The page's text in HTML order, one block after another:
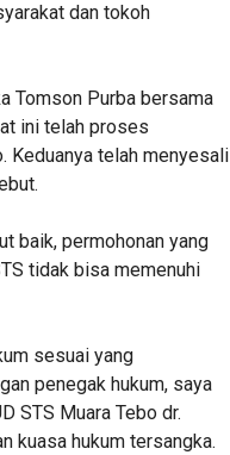
dan tokoh
Tomson Purba bersama
ini telah proses
Keduanya telah menyesali
baik, permohonan yang
tidak bisa memenuhi
sesuai yang
penegak hukum, saya
STS Muara Tebo dr.
kuasa hukum tersangka.